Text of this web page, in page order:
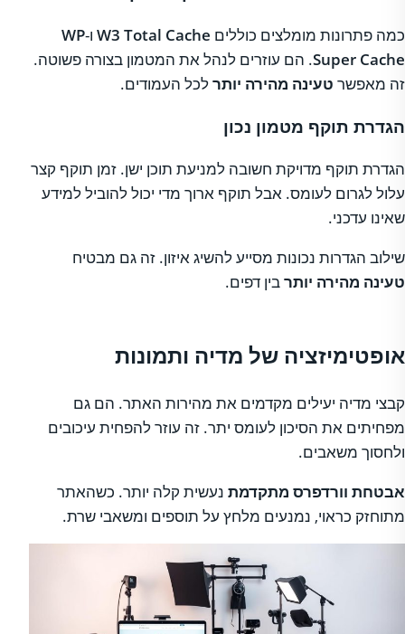
כמה פתרונות מומלצים כוללים W3 Total Cache ו-WP
Super Cache. הם עוזרים לנהל את המטמון בצורה פשוטה.
זה מאפשר טעינה מהירה יותרלכל העמודים.
הגדרת תוקף מטמון נכון
הגדרת תוקף מדויקת חשובה למניעת תוכן ישן. זמן תוקף קצר
עלול לגרום לעומס. אבל תוקף ארוך מדי יכול להוביל למידע
שאינו עדכני.
שילוב הגדרות נכונות מסייע להשיג איזון. זה גם מבטיח
טעינה מהירה יותרבין דפים.
אופטימיזציה של מדיה ותמונות
קבצי מדיה יעילים מקדמים את מהירות האתר. הם גם
מפחיתים את הסיכון לעומס יתר. זה עוזר להפחית עיכובים
ולחסוך משאבים.
אבטחת וורדפרס מתקדמת נעשית קלה יותר. כשהאתר
מתוחזק כראוי, נמנעים מלחץ על תוספים ומשאבי שרת.